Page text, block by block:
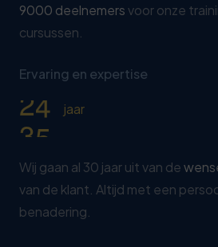
9000 deelnemersvoor onze
cursussen.
Ervaring en expertise
0
2
3
7
9
0 jaar
Wij gaan al 30 jaar uit van de
van de klant. Altijd met een
benadering.
5
6
7
8
9
0
1
2
7
2
7
8
3